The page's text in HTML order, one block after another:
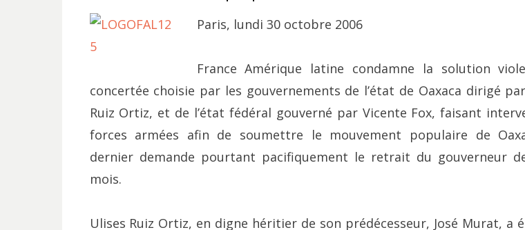
Paris, lundi 30 octobre 2006
France Amérique latine condamne la solution
concertée choisie par les gouvernements de l’état de Oaxaca dirigé
Ruiz Ortiz, et de l’état fédéral gouverné par Vicente Fox, faisant
forces armées afin de soumettre le mouvement populaire de
dernier demande pourtant pacifiquement le retrait du gouverneur
mois.
Ulises Ruiz Ortiz, en digne héritier de son prédécesseur, José Murat, a